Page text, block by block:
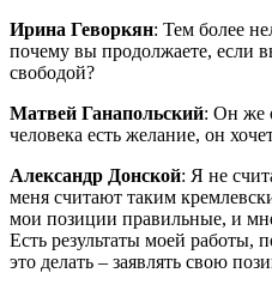
Ирина Геворкян: Тем более
почему вы продолжаете, если
свободой?
Матвей Ганапольский: Он же
человека есть желание, он
Александр Донской: Я не
меня считают таким
мои позиции правильные, и
Есть результаты моей работы,
это делать – заявлять свою